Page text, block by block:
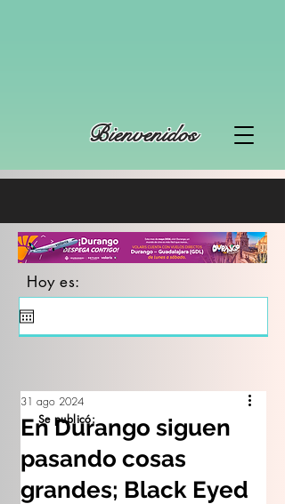
Bienvenidos
Hoy es:
En Durango siguen
pasando cosas
grandes; Black Eyed
31 ago 2024
Se publicó: